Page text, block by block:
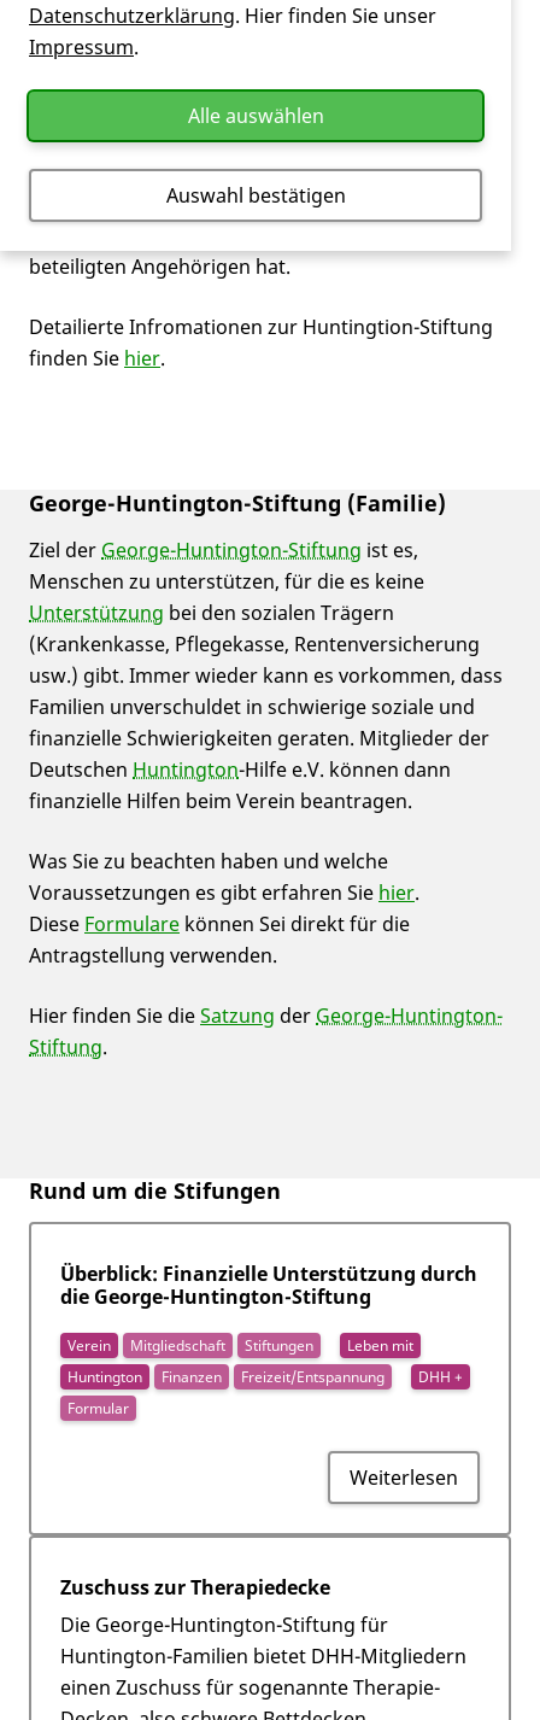
Lebensqualität der betroffenen Menschen
verbessern. Dazu gehören Studien zu
Behandlungsformen wie z.B.Logopädie
Ergotherapieusw. und Untersuchungen zu
sozialtherapeutischen Maßnahmen, wie z.B. die
Resilienz-Forschung mit dem Ziel zu sehen, welche
beteiligten Angehörigen hat.
Detailierte Infromationen zur Huntingtion-Stiftung
finden Sie hier.
George-Huntington-Stiftung (Familie)
Ziel der George-Huntington-Stiftung ist es,
Menschen zu unterstützen, für die es keine
Unterstützung bei den sozialen Trägern
(Krankenkasse, Pflegekasse, Rentenversicherung
usw.) gibt. Immer wieder kann es vorkommen, dass
Familien unverschuldet in schwierige soziale und
finanzielle Schwierigkeiten geraten. Mitglieder der
Deutschen Huntington-Hilfe e.V. können dann
finanzielle Hilfen beim Verein beantragen.
Was Sie zu beachten haben und welche
Voraussetzungen es gibt erfahren Sie hier.
Diese Formulare können Sei direkt für die
Antragstellung verwenden.
Hier finden Sie dieSatzung der George-Huntington-
Stiftung.
Rund um die Stifungen
Überblick: Finanzielle Unterstützung durch
die George-Huntington-Stiftung
Weiterlesen
Verein Mitgliedschaft Stiftungen
Leben mit
Huntington
Finanzen Freizeit/Entspannung
DHH +
Formular
Zuschuss zur Therapiedecke
Die George-Huntington-Stiftung für
Huntington-Familien bietet DHH-Mitgliedern
einen Zuschuss für sogenannte Therapie-
Datenschutzerklärung. Hier finden Sie unser
Impressum.
Alle auswählen
Auswahl bestätigen